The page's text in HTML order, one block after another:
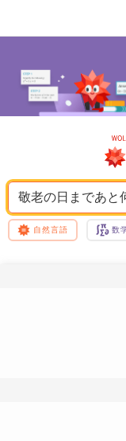
敬老の日まであと
自然言語 数